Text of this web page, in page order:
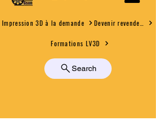
Impression 3D à la demande
Formations LV3D
Search